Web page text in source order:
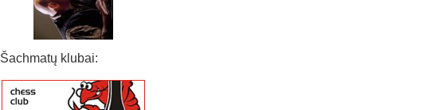
Šachmatų klubai: